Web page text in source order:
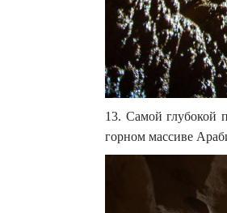
13. Самой глубокой
горном массиве